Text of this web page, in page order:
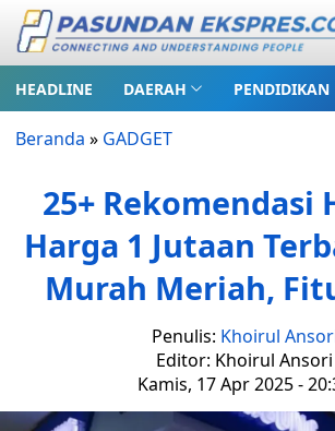
HEADLINE DAERAH PENDIDIKAN
Beranda » GADGET
25+ Rekomendasi
Harga 1 Jutaan
Murah Meriah,
Penulis: Khoirul
Editor: Khoirul Ansori
Kamis, 17 Apr 2025 -